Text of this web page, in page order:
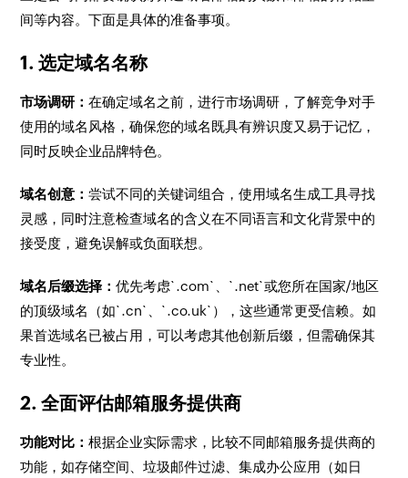
间等内容。下面是具体的准备事项。
1. 选定域名名称
市场调研：在确定域名之前，进行市场调研，了解竞争对手
使用的域名风格，确保您的域名既具有辨识度又易于记忆，
同时反映企业品牌特色。
域名创意：尝试不同的关键词组合，使用域名生成工具寻找
灵感，同时注意检查域名的含义在不同语言和文化背景中的
接受度，避免误解或负面联想。
域名后缀选择：优先考虑`.com`、`.net`或您所在国家/地区
的顶级域名（如`.cn`、`.co.uk`），这些通常更受信赖。如
果首选域名已被占用，可以考虑其他创新后缀，但需确保其
专业性。
2. 全面评估邮箱服务提供商
功能对比：根据企业实际需求，比较不同邮箱服务提供商的
功能，如存储空间、垃圾邮件过滤、集成办公应用（如日